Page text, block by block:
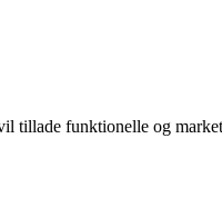
tillade funktionelle og